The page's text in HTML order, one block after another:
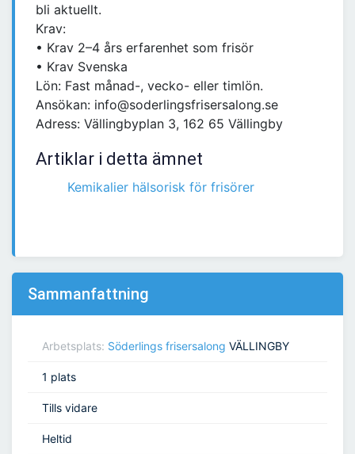
bli aktuellt.
Krav:
• Krav 2–4 års erfarenhet som frisör
• Krav Svenska
Lön: Fast månad-, vecko- eller timlön.
Ansökan: info@soderlingsfrisersalong.se
Adress: Vällingbyplan 3, 162 65 Vällingby
Artiklar i detta ämnet
Kemikalier hälsorisk för frisörer
Sammanfattning
Arbetsplats: Söderlings frisersalong VÄLLINGBY
1 plats
Tills vidare
Heltid